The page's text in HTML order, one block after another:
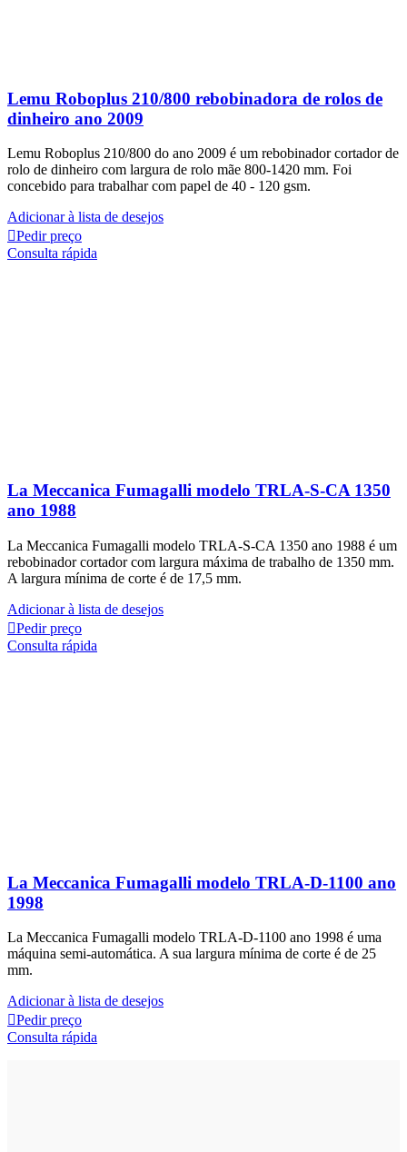
Lemu Roboplus 210/800 rebobinadora de rolos de
dinheiro ano 2009
Lemu Roboplus 210/800 do ano 2009 é um rebobinador cortador de
rolo de dinheiro com largura de rolo mãe 800-1420 mm. Foi
concebido para trabalhar com papel de 40 - 120 gsm.
Adicionar à lista de desejos
Pedir preço
Consulta rápida
La Meccanica Fumagalli modelo TRLA-S-CA 1350
ano 1988
La Meccanica Fumagalli modelo TRLA-S-CA 1350 ano 1988 é um
rebobinador cortador com largura máxima de trabalho de 1350 mm.
A largura mínima de corte é de 17,5 mm.
Adicionar à lista de desejos
Pedir preço
Consulta rápida
La Meccanica Fumagalli modelo TRLA-D-1100 ano
1998
La Meccanica Fumagalli modelo TRLA-D-1100 ano 1998 é uma
máquina semi-automática. A sua largura mínima de corte é de 25
mm.
Adicionar à lista de desejos
Pedir preço
Consulta rápida